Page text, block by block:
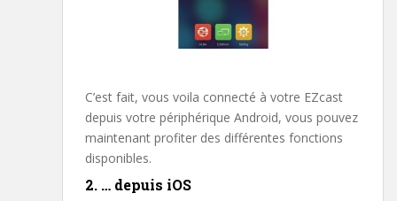
C’est fait, vous voila connecté à votre EZcast
depuis votre périphérique Android, vous pouvez
maintenant profiter des différentes fonctions
disponibles.
2. … depuis iOS